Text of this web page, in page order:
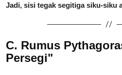
Jadi, sisi tegak segitiga siku-siku
C. Rumus
Persegi"